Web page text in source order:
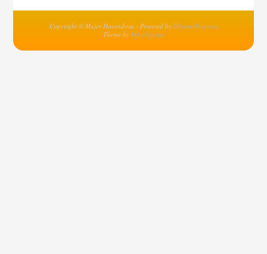
Copyright © Mujer Hacendosa - Powered by MejoresInventos
Theme by Infochip.net